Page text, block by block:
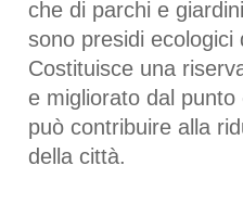
che di parchi e
sono presidi ecologici
Costituisce una
e migliorato dal
può contribuire alla
della città.